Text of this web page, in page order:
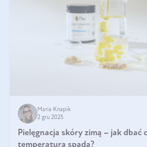
Maria Knapik
2 gru 2025
Pielęgnacja skóry zimą – jak dbać
temperatura spada?